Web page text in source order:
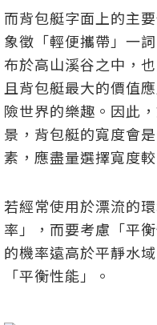
而背包艇字面上的主
象徵「輕便攜帶」一
布於高山溪谷之中，
且背包艇最大的價值
險世界的樂趣。因此
景，背包艇的寬度會
素，應盡量選擇寬度
若經常使用於漂流的
率」，而要考慮「平
的機率遠高於平靜水
「平衡性能」。